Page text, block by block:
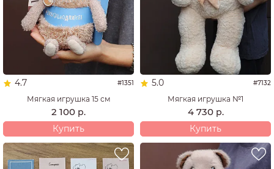
4.7 #1351
Мягкая игрушка 15 см
2 100 р.
Купить
5.0 #7132
Мягкая игрушка №1
4 730 р.
Купить